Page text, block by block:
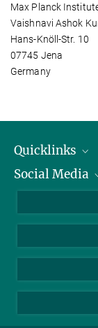
Max Planck
Vaishnavi Ashok
Hans-Knöll-Str. 10
07745 Jena
Germany
Quicklinks
IMPRS
Social Media